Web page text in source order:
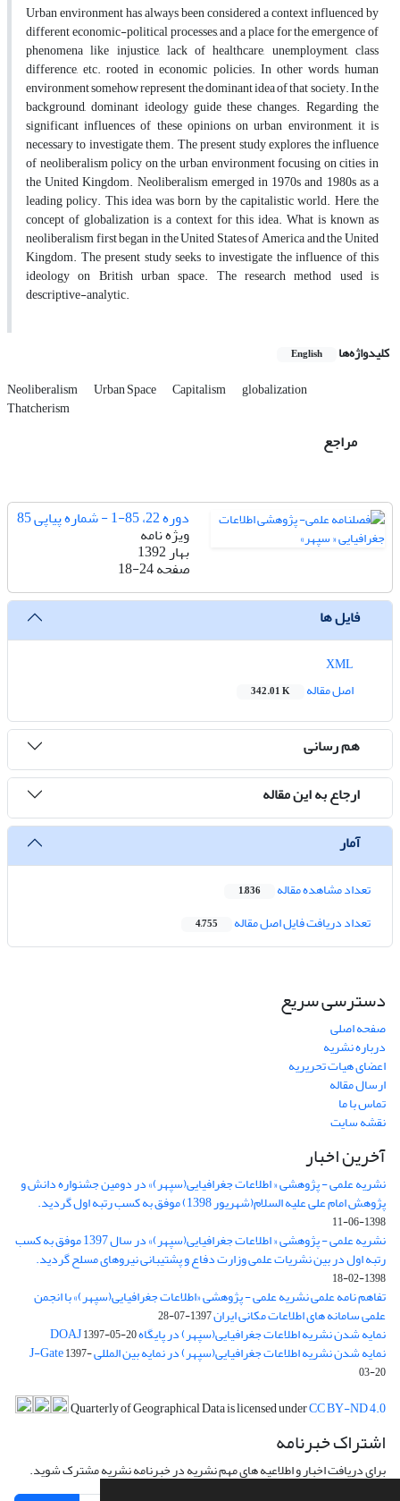
Urban environment has always been considered a context influenced by
different economic-political processes, and a place for the emergence of
phenomena like injustice, lack of healthcare, unemployment, class
difference, etc. rooted in economic policies. In other words, human
environment somehow represent the dominant idea of that society. In the
background, dominant ideology guide these changes. Regarding the
significant influences of these opinions on urban environment, it is
necessary to investigate them. The present study explores the influence
of neoliberalism policy on the urban environment focusing on cities in
the United Kingdom. Neoliberalism emerged in 1970s and 1980s as a
leading policy. This idea was born by the capitalistic world. Here, the
concept of globalization is a context for this idea. What is known as
neoliberalism first began in the United States of America and the United
Kingdom. The present study seeks to investigate the influence of this
ideology on British urban space. The research method used is
descriptive-analytic.
کلیدواژه‌ها English
Neoliberalism Urban Space Capitalism globalization
Thatcherism
مراجع
دوره 22، 85-1 - شماره پیاپی 85
ویژه نامه
بهار 1392
صفحه18-24
فایل ها
اصل مقاله
342.01 K
هم رسانی
ارجاع به این مقاله
آمار
تعداد مشاهده مقاله 1,836
تعداد دریافت فایل اصل مقاله 4,755
دسترسی سریع
صفحه اصلی
درباره نشریه
اعضای هیات تحریریه
ارسال مقاله
تماس با ما
نقشه سایت
آخرین اخبار
نشریه علمی - پژوهشی « اطلاعات جغرافیایی(سپهر)» در دومین جشنواره دانش و
پژوهش امام علی علیه السلام(شهریور 1398) موفق به کسب رتبه اول گردید.
1398-06-11
نشریه علمی - پژوهشی « اطلاعات جغرافیایی(سپهر)» در سال 1397 موفق به کسب
رتبه اول در بین نشریات علمی وزارت دفاع و پشتیبانی نیروهای مسلح گردید.
1398-02-18
تفاهم نامه علمی نشریه علمی - پژوهشی «اطلاعات جغرافیایی(سپهر)» با انجمن
علمی سامانه های اطلاعات مکانی ایران1397-07-28
نمایه شدن نشریه اطلاعات جغرافیایی(سپهر) در پایگاه DOAJ1397-05-20
نمایه شدن نشریه اطلاعات جغرافیایی(سپهر) در نمایه بین المللی J-Gate1397-
03-20
Quarterly of Geographical Data is licensed underCC BY-ND 4.0
اشتراک خبرنامه
برای دریافت اخبار و اطلاعیه های مهم نشریه در خبرنامه نشریه مشترک شوید.